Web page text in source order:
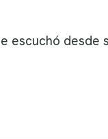
escuchó desde